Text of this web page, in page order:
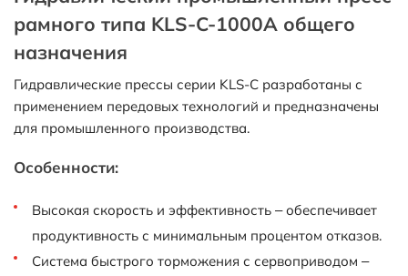
рамного типа KLS-C-1000A общего
назначения
Гидравлические прессы серии KLS-C разработаны с
применением передовых технологий и предназначены
для промышленного производства.
Особенности:
Высокая скорость и эффективность – обеспечивает
продуктивность с минимальным процентом отказов.
Система быстрого торможения с сервоприводом –